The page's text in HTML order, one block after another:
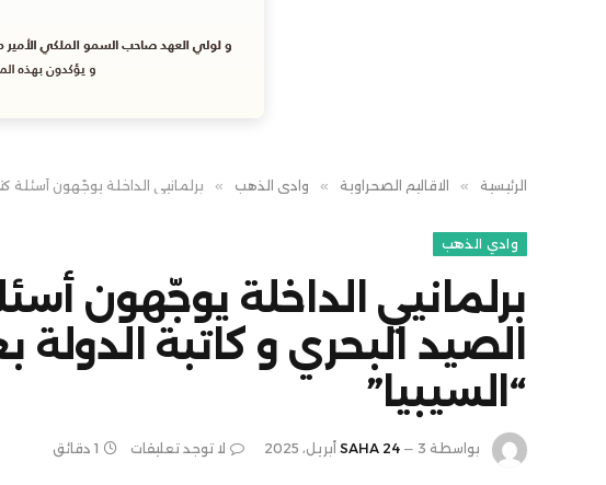
الرئيسية » الاقاليم الصحراوية » وادي الذهب » برلمانيي الداخلة يوجّهون أسئلة
وادي الذهب
برلمانيي الداخلة يوجّهون
الصيد البحري و كاتبة الدولة
“السيبيا”
بواسطة SAHA 24 3 أبريل، 2025 لا توجد تعليقات 1 دقائق